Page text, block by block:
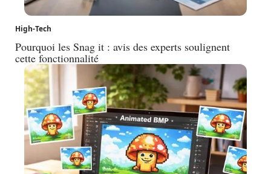
High-Tech
Pourquoi les Snag it : avis des experts soulignent
cette fonctionnalité